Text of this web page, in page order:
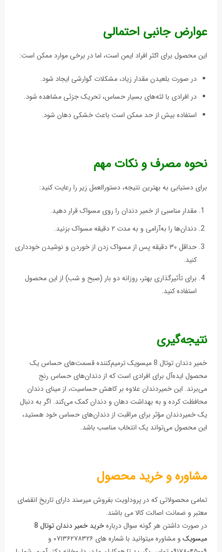
عوارض جانبی احتمالی
این محصول برای اکثر افراد ایمن است، اما در برخی موارد ممکن است:
در صورت بلعیدن مقدار زیاد، مشکلات گوارشی ایجاد شود.
در افرادی با لثه‌های بسیار حساس، تحریک جزئی مشاهده شود.
استفاده بیش از حد ممکن است باعث خشکی دهان شود.
نحوه مصرف و نکات مهم
برای دستیابی به بهترین نتیجه، دستورالعمل زیر را رعایت کنید:
مقدار مناسبی از خمیر دندان را روی مسواک قرار دهید.
دندان‌ها را به‌آرامی و به مدت ۲ دقیقه مسواک بزنید.
حداقل ۳۰ دقیقه پس از مسواک زدن از خوردن و نوشیدن خودداری
کنید.
برای تأثیرگذاری بهتر، روزانه دو بار (صبح و شب) از این محصول
استفاده کنید.
نتیجه‌گیری
خمیر دندان توتال 8 میسویک ترمیم‌کننده قسمت‌های حساس یک
محصول ایده‌آل برای افرادی است که از دندان‌های حساس رنج
می‌برند. این خمیردندان علاوه بر کاهش حساسیت، از مینای دندان
محافظت کرده و به بهداشت دهان و دندان کمک می‌کند. اگر به دنبال
یک خمیردندان مؤثر برای مراقبت از دندان‌های حساس خود هستید،
این محصول می‌تواند یک انتخاب مناسب باشد.
مشاوره و خرید محصول
تمامی محصولاتی که در پروداویت بفروش میرسند دارای تاریخ انقضای
معتبر و ضمانت اصالت کالا می باشند.
در صورت داشتن هر گونه سوال درباره
خرید خمیر دندان توتال 8
میسویک
و مشاوره میتوانید با شماره های ۰۷۱۳۶۲۷۸۳۲۶ و